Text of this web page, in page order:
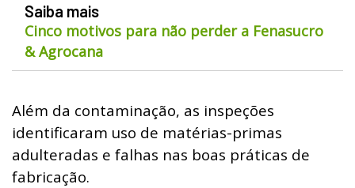
Saiba mais
Cinco motivos para não perder a Fenasucro
& Agrocana
Além da contaminação, as inspeções
identificaram uso de matérias-primas
adulteradas e falhas nas boas práticas de
fabricação.